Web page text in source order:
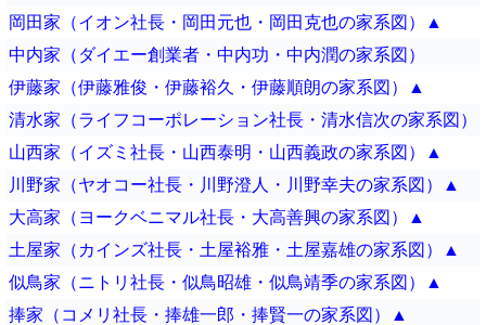
岡田家（イオン社長・岡田元也・岡田克也の家系図）▲
中内家（ダイエー創業者・中内功・中内潤の家系図）
伊藤家（伊藤雅俊・伊藤裕久・伊藤順朗の家系図）▲
清水家（ライフコーポレーション社長・清水信次の家系図）
山西家（イズミ社長・山西泰明・山西義政の家系図）▲
川野家（ヤオコー社長・川野澄人・川野幸夫の家系図）▲
大高家（ヨークベニマル社長・大高善興の家系図）▲
土屋家（カインズ社長・土屋裕雅・土屋嘉雄の家系図）▲
似鳥家（ニトリ社長・似鳥昭雄・似鳥靖季の家系図）▲
捧家（コメリ社長・捧雄一郎・捧賢一の家系図）▲